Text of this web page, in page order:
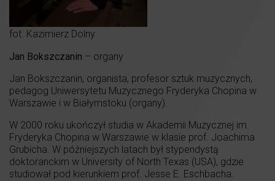
fot. Kazimierz Dolny
Jan Bokszczanin – organy
Jan Bokszczanin, organista, profesor sztuk muzycznych,
pedagog Uniwersytetu Muzycznego Fryderyka Chopina w
Warszawie i w Białymstoku (organy).
W 2000 roku ukończył studia w Akademii Muzycznej im.
Fryderyka Chopina w Warszawie w klasie prof. Joachima
Grubicha. W późniejszych latach był stypendystą
doktoranckim w University of North Texas (USA), gdzie
studiował pod kierunkiem prof. Jesse E. Eschbacha.